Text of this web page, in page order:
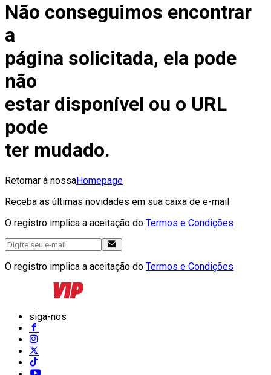
Não conseguimos encontrar
a
página solicitada, ela pode
não
estar disponível ou o URL
pode
ter mudado.
Retornar à nossaHomepage
Receba as últimas novidades em sua caixa de e-mail
O registro implica a aceitação do Termos e Condições
O registro implica a aceitação do Termos e Condições
siga-nos